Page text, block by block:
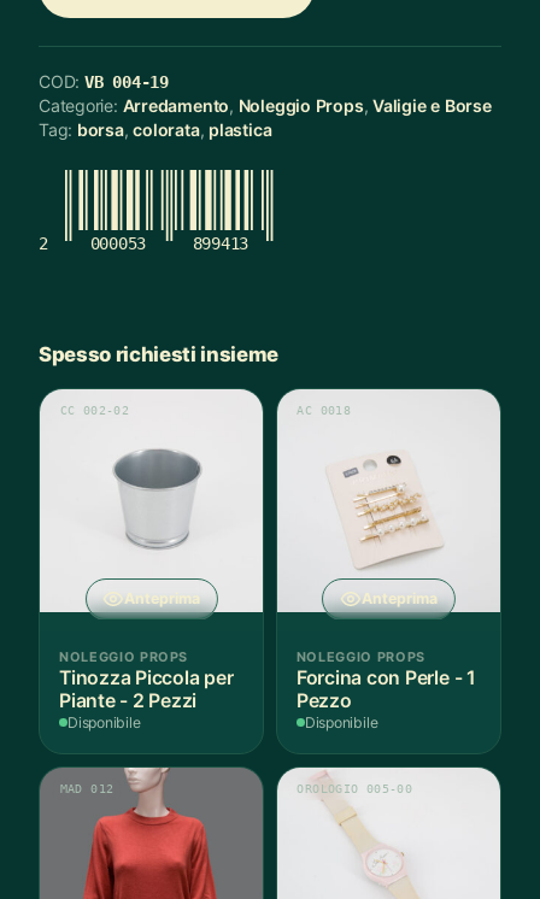
COD: VB 004-19
Categorie: Arredamento, Noleggio Props,Valigie e Borse
Tag: borsa,colorata, plastica
2 000053 899413
Spesso richiesti insieme
Anteprima
CC 002-02
NOLEGGIO PROPS
Tinozza Piccola per
Piante - 2 Pezzi
Disponibile
Anteprima
AC 0018
NOLEGGIO PROPS
Forcina con Perle - 1
Pezzo
Disponibile
MAD 012 OROLOGIO 005-00